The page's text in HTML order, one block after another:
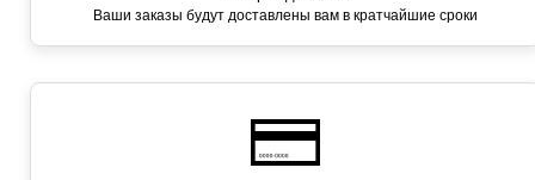
Ваши заказы будут доставлены вам в кратчайшие сроки